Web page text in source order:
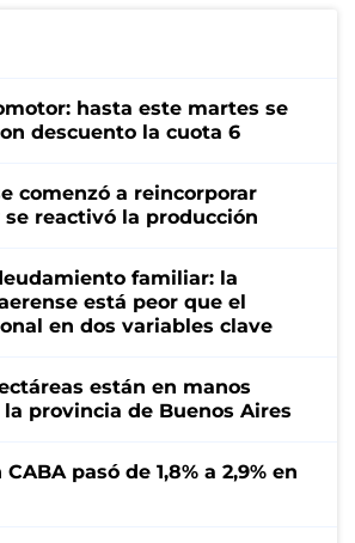
hasta este martes se
descuento la cuota 6
comenzó a reincorporar
reactivó la producción
familiar: la
está peor que el
en dos variables clave
están en manos
provincia de Buenos Aires
pasó de 1,8% a 2,9% en